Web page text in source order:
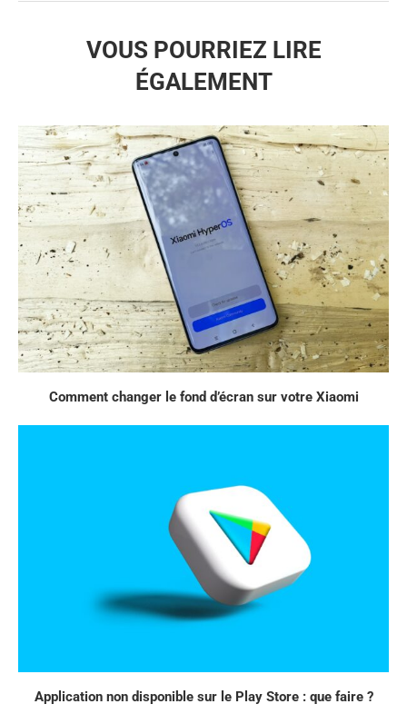
VOUS POURRIEZ LIRE
ÉGALEMENT
Comment changer le fond d’écran sur votre Xiaomi
Application non disponible sur le Play Store : que faire ?